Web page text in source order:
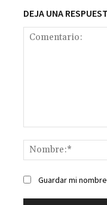
DEJA UNA
Guardar mi